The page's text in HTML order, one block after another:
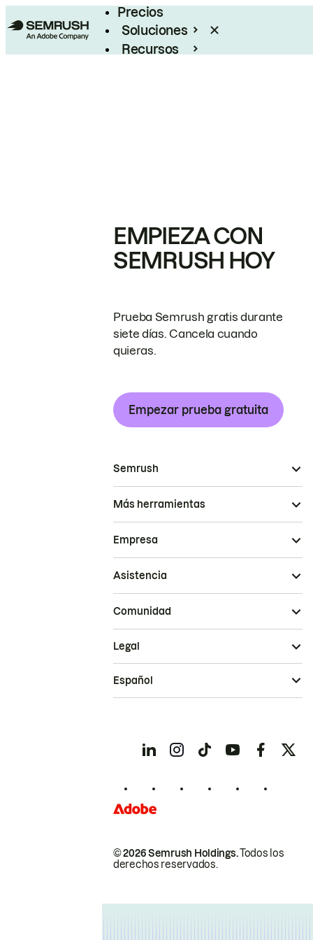
Precios
Soluciones
Recursos
EMPIEZA CON
SEMRUSH HOY
Prueba Semrush gratis durante
siete días. Cancela cuando
quieras.
Empezar prueba gratuita
Semrush
Más herramientas
Empresa
Asistencia
Comunidad
© 2026 Semrush Holdings.Todos los
derechos reservados.
Legal
Español